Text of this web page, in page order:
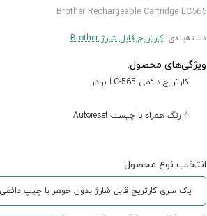
Brother Rechargeable Cartridge LC565
دسته‌بندی:کارتریج قابل شارژ Brother
ویژگی‌های محصول:
کارتریج دائمی LC-565 برادر
4 رنگ همراه با چیست Autoreset
انتخاب نوع محصول:
یک سری كارتريج قابل شارژ بدون جوهر با چيپ دائمی